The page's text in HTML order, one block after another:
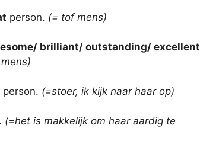
person. (= tof mens)
brilliant/ outstanding/ excellent
person. (=stoer, ik kijk naar haar op)
(=het is makkelijk om haar aardig te